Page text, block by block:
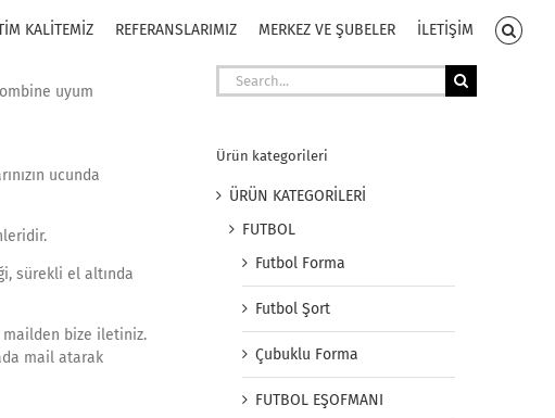
KALİTEMİZ REFERANSLARIMIZ MERKEZ VE ŞUBELER İLETİŞİM
uyum
ucunda
sürekli el altında
mailden bize iletiniz.
mail atarak
Search
for:
Ürün kategorileri
ÜRÜN KATEGORİLERİ
FUTBOL
Futbol Forma
Futbol Şort
Çubuklu Forma
FUTBOL EŞOFMANI